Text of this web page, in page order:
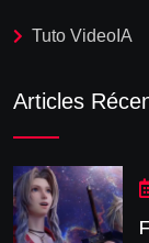
Tuto VideoIA
Articles